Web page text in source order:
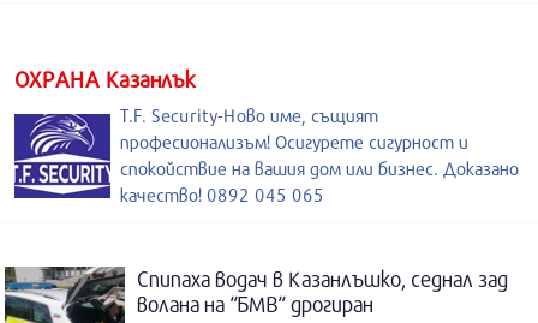
ОХРАНА Казанлък
T.F. Security-Ново име, същият
професионализъм! Осигурете сигурност и
спокойствие на вашия дом или бизнес. Доказано
качество! 0892 045 065
Спипаха водач в Казанлъшко, седнал зад
волана на “БМВ“ дрогиран